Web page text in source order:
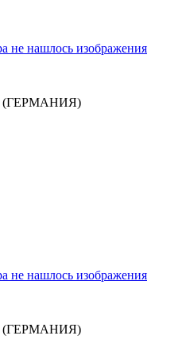
(ГЕРМАНИЯ)
(ГЕРМАНИЯ)